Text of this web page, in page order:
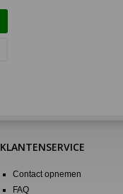
KLANTENSERVICE
Contact opnemen
FAQ